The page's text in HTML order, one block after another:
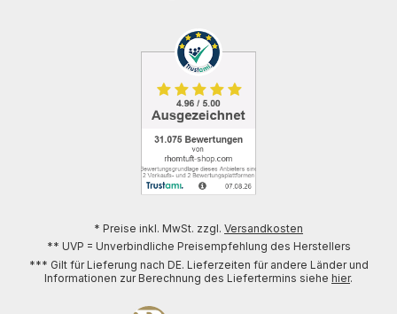
* Preise inkl. MwSt. zzgl. Versandkosten
** UVP = Unverbindliche Preisempfehlung des Herstellers
*** Gilt für Lieferung nach DE. Lieferzeiten für andere Länder und
Informationen zur Berechnung des Liefertermins siehe hier.